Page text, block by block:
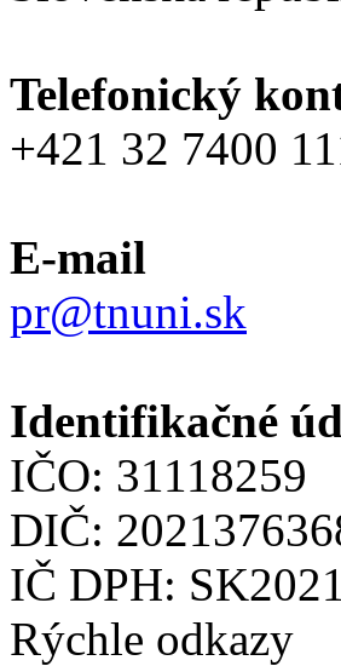
Telefonický
+421 32 7400
E-mail
pr@tnuni.sk
Identifikačné
IČO: 31118259
DIČ:
IČ DPH:
Rýchle odkazy